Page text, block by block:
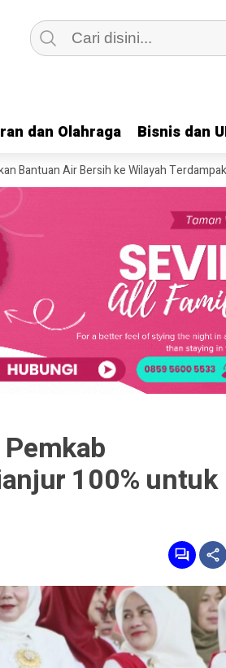
dan Olahraga Bisnis dan
dan Olahraga Bisnis dan
Air Bersih ke Wilayah Terdampak
100% untuk